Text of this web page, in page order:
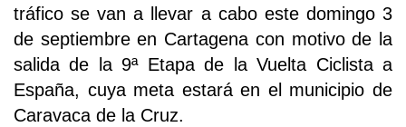
tráfico se van a llevar a cabo este domingo 3
de septiembre en Cartagena con motivo de la
salida de la 9ª Etapa de la Vuelta Ciclista a
España, cuya meta estará en el municipio de
Caravaca de la Cruz.